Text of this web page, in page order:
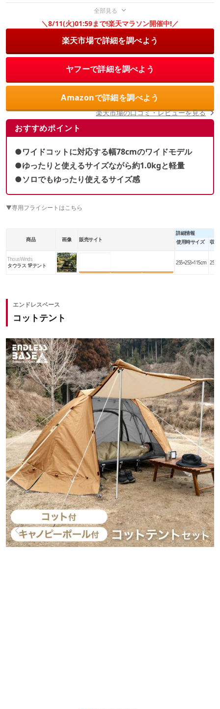
全部見る
＼8/11(火)01:59まで!楽天マラソン開催中!／
楽天市場で詳細を調べよう
ヤフーで詳細を調べよう
Amazonで詳細を調べよう
おすすめポイント
●ワイドコットに対応する幅78cmのワイドモデル
●ゆったりと使えるサイズながら約1.0kgと軽量
●ソロでもゆったり使えるサイズ感
楽天市場の口コミ・レビューを見る
▼専用フライシートはこちら
商品 画像 販売サイト
詳細情報
使用時サイズ
収
ThousWinds
タウラス 1Pテント
255×253×115cm
エンドレスベース
コットテント